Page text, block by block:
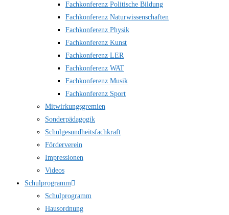
Fachkonferenz Politische Bildung
Fachkonferenz Naturwissenschaften
Fachkonferenz Physik
Fachkonferenz Kunst
Fachkonferenz LER
Fachkonferenz WAT
Fachkonferenz Musik
Fachkonferenz Sport
Mitwirkungsgremien
Sonderpädagogik
Schulgesundheitsfachkraft
Förderverein
Impressionen
Videos
Schulprogramm
Schulprogramm
Hausordnung